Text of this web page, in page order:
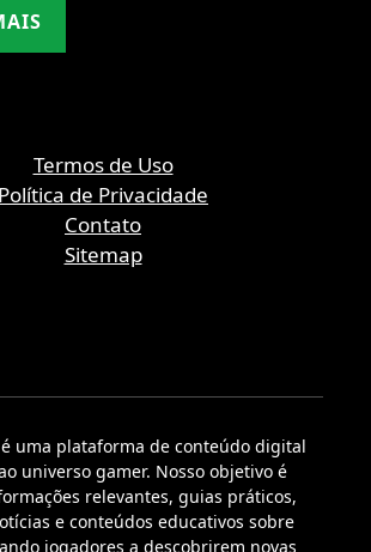
Termos de Uso
Política de Privacidade
Contato
Sitemap
é uma plataforma de conteúdo digital
universo gamer. Nosso objetivo é
relevantes, guias práticos,
e conteúdos educativos sobre
jogadores a descobrirem novas